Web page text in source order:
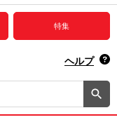
録音からさがす
特集
ヘルプ